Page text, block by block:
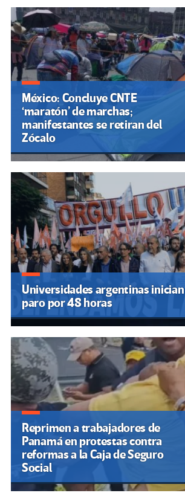
México: Concluye CNTE
‘maratón’ de marchas;
manifestantes se retiran del
Zócalo
Universidades argentinas inician
paro por 48 horas
Reprimen a trabajadores de
Panamá en protestas contra
reformas a la Caja de Seguro
Social